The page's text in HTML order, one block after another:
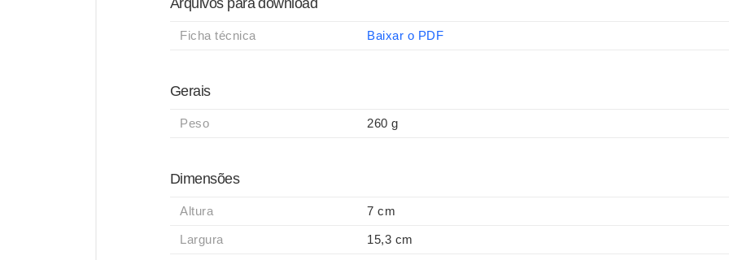
Arquivos para download
Ficha técnica Baixar o PDF
Gerais
Peso 260 g
Dimensões
Altura 7 cm
Largura 15,3 cm